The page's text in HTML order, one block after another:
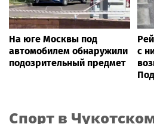
На юге Москвы под
автомобилем обнаружили
подозрительный предмет
с
Спорт в